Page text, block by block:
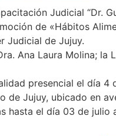
Judicial “Dr.
de «Hábitos
Judicial de Jujuy.
Ana Laura Molina; la
presencial el día 4
de Jujuy, ubicado en
hasta el día 03 de